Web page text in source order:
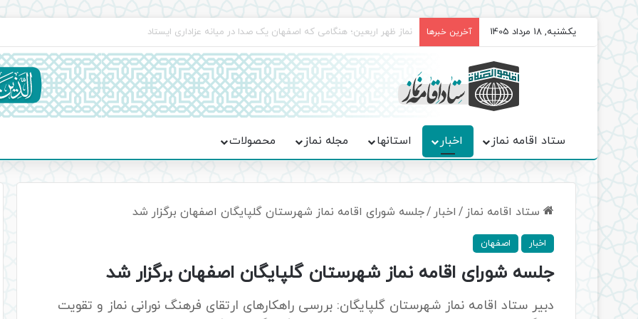
یکشنبه, 18 مرداد 1405 آخرین خبرها برگزاری باشکوه نمازهای جماعت در موکب فاطمه الزهرا (س)
ستاد اقامه نماز اخبار استانها مجله نماز محصولات
ستاد اقامه نماز / اخبار /جلسه شورای اقامه نماز شهرستان گلپایگان اصفهان برگزار شد
اخبار اصفهان
جلسه شورای اقامه نماز شهرستان گلپایگان اصفهان برگزار شد
دبیر ستاد اقامه نماز شهرستان گلپایگان: بررسی راهکارهای ارتقای فرهنگ نورانی نماز و تقویت